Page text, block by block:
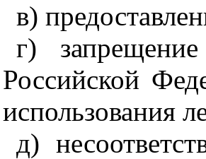
в)
г)
Российской
использования
д)